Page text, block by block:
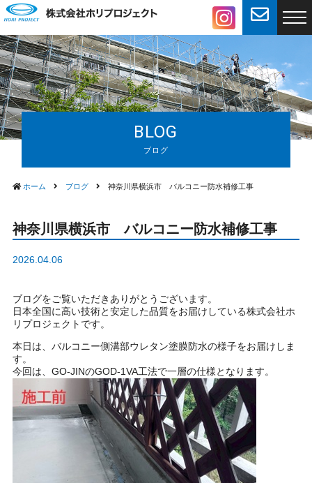
BLOG
ホーム ブログ 神奈川県横浜市 バルコニー防水補修工事
神奈川県横浜市 バルコニー防水補修工事
2026.04.06
ブログをご覧いただきありがとうございます。
日本全国に高い技術と安定した品質をお届けしている株式会社ホ
リプロジェクトです。
本日は、バルコニー側溝部ウレタン塗膜防水の様子をお届けしま
す。
今回は、GO-JINのGOD-1VA工法で一層の仕様となります。